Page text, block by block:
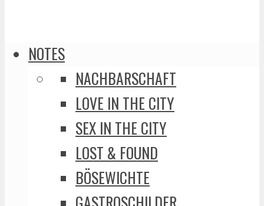
NOTES
NACHBARSCHAFT
LOVE IN THE CITY
SEX IN THE CITY
LOST & FOUND
BÖSEWICHTE